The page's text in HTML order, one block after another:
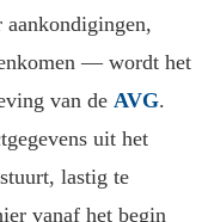
— wordt het
van de AVG.
uit het
lastig te
vanaf het begin